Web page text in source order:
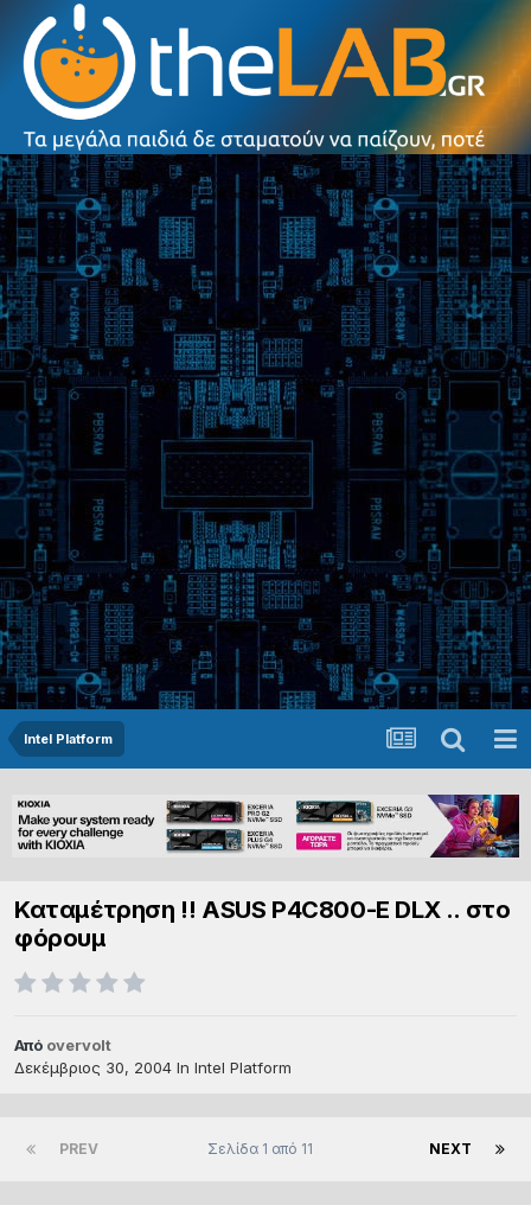
Intel Platform
Καταμέτρηση !! ASUS P4C800-E DLX .. στο
φόρουμ
Από overvolt
Δεκέμβριος 30, 2004 In Intel Platform
PREV NEXT
Σελίδα 1 από 11